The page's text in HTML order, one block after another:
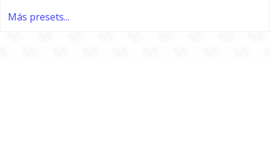
Más presets...